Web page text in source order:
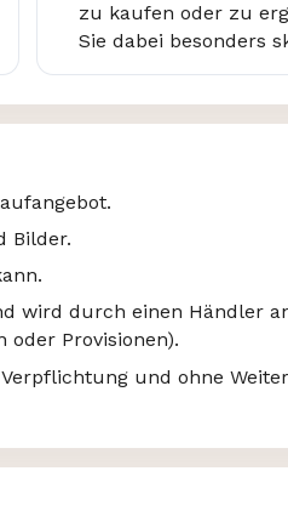
zu kaufen oder zu
Sie dabei besonders
Bilder.
wird durch einen Händler
Provisionen).
und ohne